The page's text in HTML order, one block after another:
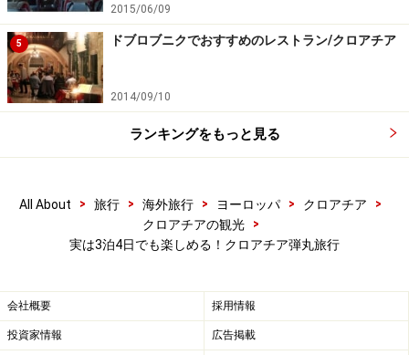
＞＞＞ 次は3泊4日、憧れのドブロブニク弾丸旅行モデル
プランをお伝えします。
※記事内容は執筆時点のものです。最新の内容をご確認くださ
※海外を訪れる際には最新情報の入手に努め、「
ホームページ」を確認するなど、安全確保に十分注意を払ってく
1 2
2015/06/09
5 ドブロブニクでおすすめのレストラン/クロアチア
2014/09/10
ランキングをもっと見る
All About > 旅行 > 海外旅行 > ヨーロッパ > クロアチア
>
クロアチアの観光
>
実は3泊4日でも楽しめる！クロアチア弾丸旅行
会社概要 採用情報
投資家情報 広告掲載